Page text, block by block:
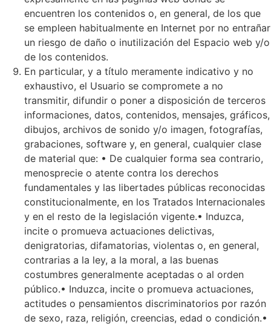
encuentren los contenidos o, en general, de los que
se empleen habitualmente en Internet por no entrañar
un riesgo de daño o inutilización del Espacio web y/o
de los contenidos.
En particular, y a título meramente indicativo y no
exhaustivo, el Usuario se compromete a no
transmitir, difundir o poner a disposición de terceros
informaciones, datos, contenidos, mensajes, gráficos,
dibujos, archivos de sonido y/o imagen, fotografías,
grabaciones, software y, en general, cualquier clase
de material que: • De cualquier forma sea contrario,
menosprecie o atente contra los derechos
fundamentales y las libertades públicas reconocidas
constitucionalmente, en los Tratados Internacionales
y en el resto de la legislación vigente.• Induzca,
incite o promueva actuaciones delictivas,
denigratorias, difamatorias, violentas o, en general,
contrarias a la ley, a la moral, a las buenas
costumbres generalmente aceptadas o al orden
público.• Induzca, incite o promueva actuaciones,
actitudes o pensamientos discriminatorios por razón
de sexo, raza, religión, creencias, edad o condición.•